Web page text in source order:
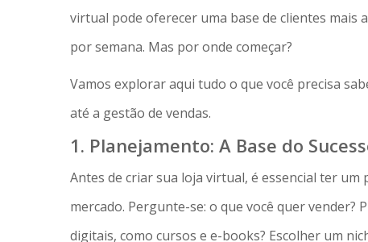
virtual pode oferecer uma base de clientes mais
por semana. Mas por onde começar?
Vamos explorar aqui tudo o que você precisa
até a gestão de vendas.
1. Planejamento: A Base do
Antes de criar sua loja virtual, é essencial ter
mercado. Pergunte-se: o que você quer
digitais, como cursos e e-books? Escolher um